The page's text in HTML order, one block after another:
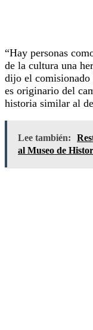
“Hay personas
de la cultura una
dijo el comisionado
es originario del
historia similar al
Lee también:
al Museo de